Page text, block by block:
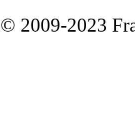
2009-2023